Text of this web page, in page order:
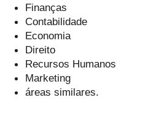
Finanças
Contabilidade
Economia
Direito
Recursos Humanos
Marketing
áreas similares.